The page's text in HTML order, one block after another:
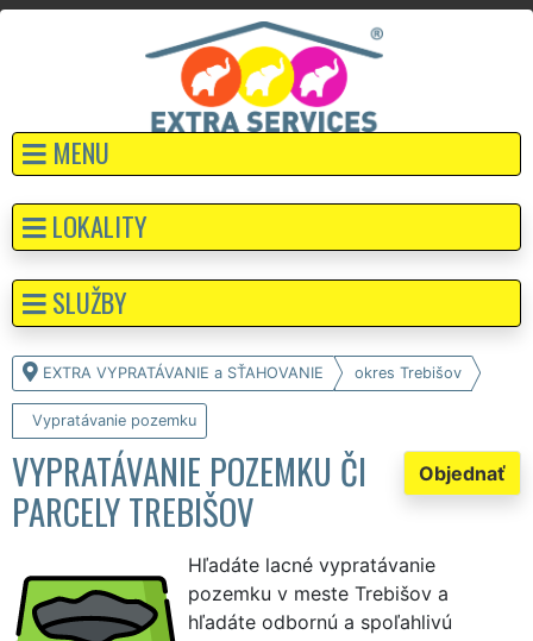
MENU
EXTRA VYPRATÁVANIE a SŤAHOVANIE okres Trebišov
Vypratávanie pozemku
Objednať
VYPRATÁVANIE POZEMKU ČI
PARCELY TREBIŠOV
Hľadáte lacné vypratávanie
pozemku v meste Trebišov a
hľadáte odbornú a spoľahlivú
LOKALITY
SLUŽBY